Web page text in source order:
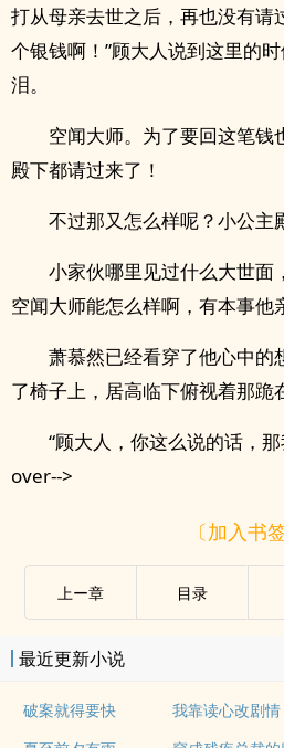
打从母亲去世之后，再也没有请
个银钱啊！”顾大人说到这里的
泪。
空闻大师。为了要回这笔钱
殿下都请过来了！
不过那又怎么样呢？小公主
小家伙哪里见过什么大世面
空闻大师能怎么样啊，有本事他
萧慕然已经看穿了他心中的
了椅子上，居高临下俯视着那跪
“顾大人，你这么说的话，
over-->
〔加入书签
上ー章 目录
最近更新小说
破案就得要快